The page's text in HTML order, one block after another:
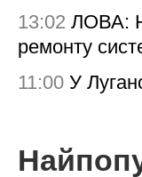
13:02 ЛОВА:
ремонту
11:00 У